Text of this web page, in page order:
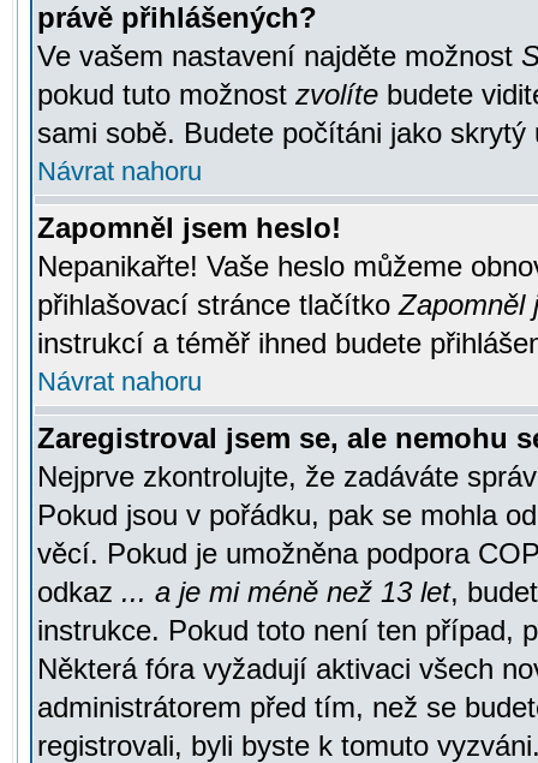
právě přihlášených?
Ve vašem nastavení najděte možnost
pokud tuto možnost zvolíte budete
sami sobě. Budete počítáni jako skrytý
Návrat nahoru
Zapomněl jsem heslo!
Nepanikařte! Vaše heslo můžeme
přihlašovací stránce tlačítkoZapomněl
instrukcí a téměř ihned budete
Návrat nahoru
Zaregistroval jsem se, ale nemohu
Nejprve zkontrolujte, že zadáváte
Pokud jsou v pořádku, pak se mohla
věcí. Pokud je umožněna podpora
odkaz ... a je mi méně než 13 let,
instrukce. Pokud toto není ten případ,
Některá fóra vyžadují aktivaci všech
administrátorem před tím, než se
registrovali, byli byste k tomuto